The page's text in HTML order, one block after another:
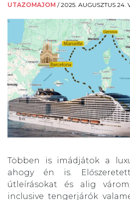
UTAZOMAJOM /2025. AUGUSZTUS 24.
Többen is imádjátok a
ahogy én is.
útleírásokat és alig
inclusive tengerjárók